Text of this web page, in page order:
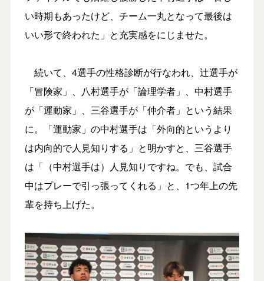
い時期もあったけど、チーム一丸となって最後は
いい形で終われた」と充実感をにじませた。
続いて、4選手の性格診断が行なわれ、辻選手が
「冒険家」、八村選手が「論理学者」、中村選手
が「運動家」、三谷選手が「仲介者」という結果
に。「運動家」の中村選手は「外向的というより
は内向的で人見知りする」と明かすと、三谷選手
は「（中村選手は）人見知りですね。でも、試合
中はプレーで引っ張ってくれる」と、1つ年上の先
輩を持ち上げた。